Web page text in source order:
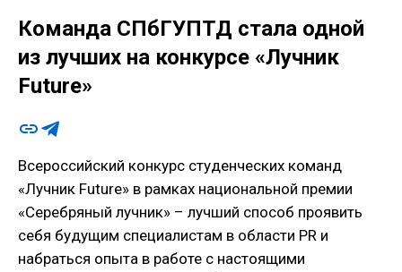
Команда СПбГУПТД стала одной
из лучших на конкурсе «Лучник
Future»
Всероссийский конкурс студенческих команд
«Лучник Future» в рамках национальной премии
«Серебряный лучник» – лучший способ проявить
себя будущим специалистам в области PR и
набраться опыта в работе с настоящими